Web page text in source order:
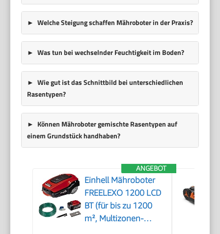
Welche Steigung schaffen Mähroboter in der Praxis?
Was tun bei wechselnder Feuchtigkeit im Boden?
Wie gut ist das Schnittbild bei unterschiedlichen
Rasentypen?
Können Mähroboter gemischte Rasentypen auf
einem Grundstück handhaben?
ANGEBOT
Einhell Mähroboter
FREELEXO 1200 LCD
BT (für bis zu 1200
m², Multizonen-